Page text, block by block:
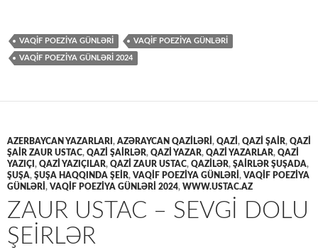
VAQİF POEZİYA GÜNLƏRİ VAQIF POEZIYA GÜNLƏRI
VAQIF POEZIYA GÜNLƏRI 2024
AZERBAYCAN YAZARLARI , AZƏRAYCAN QAZİLƏRİ , QAZİ , QAZİ ŞAİR, QAZİ
ŞAİR ZAUR USTAC, QAZİ ŞAİRLƏR, QAZİ YAZAR, QAZİ YAZARLAR, QAZİ
YAZIÇI , QAZİ YAZIÇILAR, QAZİ ZAUR USTAC, QAZİLƏR, ŞAİRLƏR ŞUŞADA,
ŞUŞA, ŞUŞA HAQQINDA ŞEİR, VAQİF POEZİYA GÜNLƏRİ , VAQIF POEZIYA
GÜNLƏRI , VAQIF POEZIYA GÜNLƏRI 2024, WWW.USTAC.AZ
ZAUR USTAC – SEVGI DOLU
ŞEIRLƏR